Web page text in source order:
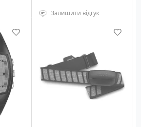
100
Залишити відгук
Водонепроникність: 30
серцевого ритму у
корпусі бежевого
кольору для фітнесу